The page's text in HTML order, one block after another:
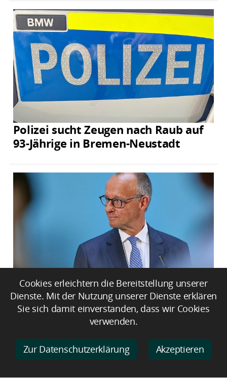
Polizei sucht Zeugen nach Raub auf
93-Jährige in Bremen-Neustadt
Nationaler Sicherheitsrat tagt unter
Leitung von Merz
Cookies erleichtern die Bereitstellung unserer
Dienste. Mit der Nutzung unserer Dienste erklären
Sie sich damit einverstanden, dass wir Cookies
verwenden.
Zur Datenschutzerklärung Akzeptieren